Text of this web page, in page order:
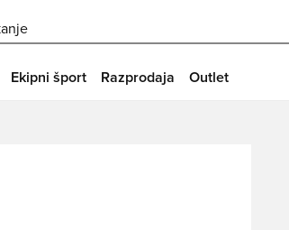
Ekipni šport Razprodaja Outlet